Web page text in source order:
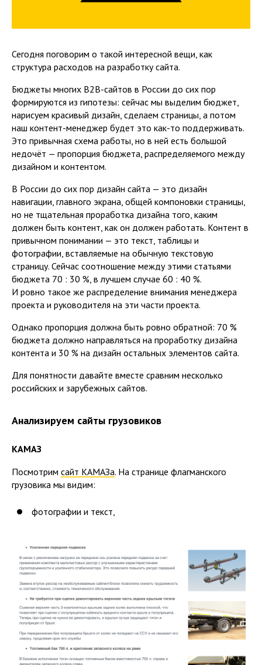
Сегодня поговорим о такой интересной вещи, как
структура расходов на разработку сайта.
Бюджеты многих B2B-сайтов в России до сих пор
формируются из гипотезы: сейчас мы выделим бюджет,
нарисуем красивый дизайн, сделаем страницы, а потом
наш контент-менеджер будет это как-то поддерживать.
Это привычная схема работы, но в ней есть большой
недочёт — пропорция бюджета, распределяемого между
дизайном и контентом.
В России до сих пор дизайн сайта — это дизайн
навигации, главного экрана, общей компоновки страницы,
но не тщательная проработка дизайна того, каким
должен быть контент, как он должен работать. Контент в
привычном понимании — это текст, таблицы и
фотографии, вставляемые на обычную текстовую
страницу. Сейчас соотношение между этими статьями
бюджета 70 : 30 %, в лучшем случае 60 : 40 %.
И ровно такое же распределение внимания менеджера
проекта и руководителя на эти части проекта.
Однако пропорция должна быть ровно обратной: 70 %
бюджета должно направляться на проработку дизайна
контента и 30 % на дизайн остальных элементов сайта.
Для понятности давайте вместе сравним несколько
российских и зарубежных сайтов.
Анализируем сайты грузовиков
КАМАЗ
Посмотрим сайт КАМАЗа. На странице флагманского
грузовика мы видим:
фотографии и текст,